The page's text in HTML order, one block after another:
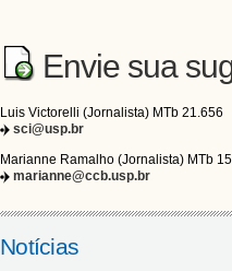
Envie sua
Luis Victorelli (Jornalista) MTb 21.656
sci@usp.br
Marianne Ramalho (Jornalista) MTb
marianne@ccb.usp.br
Notícias